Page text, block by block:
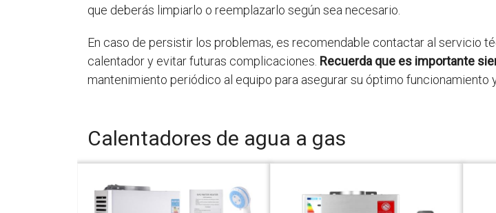
que deberás limpiarlo o reemplazarlo según sea necesario.
En caso de persistir los problemas, es recomendable contactar al servicio
calentador y evitar futuras complicaciones. Recuerda que es importante
mantenimiento periódico al equipo para asegurar su óptimo funcionamiento
Calentadores de agua a gas